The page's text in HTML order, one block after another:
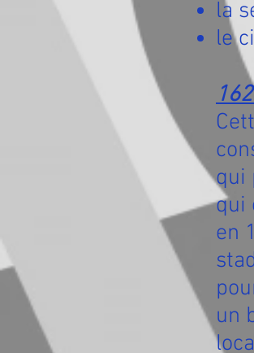
la
le
qui
qui
en
un